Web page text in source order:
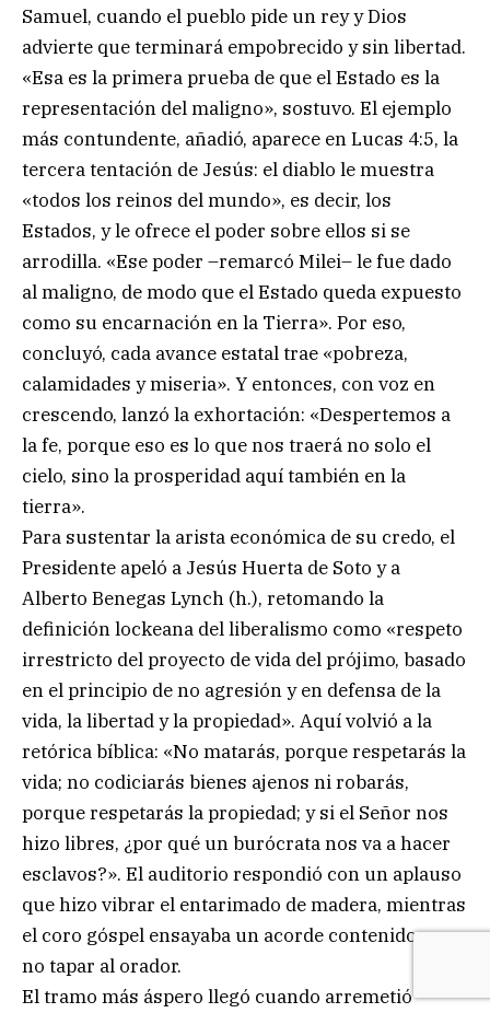
Samuel, cuando el pueblo pide un rey y Dios
advierte que terminará empobrecido y sin libertad.
«Esa es la primera prueba de que el Estado es la
representación del maligno», sostuvo. El ejemplo
más contundente, añadió, aparece en Lucas 4:5, la
tercera tentación de Jesús: el diablo le muestra
«todos los reinos del mundo», es decir, los
Estados, y le ofrece el poder sobre ellos si se
arrodilla. «Ese poder –remarcó Milei– le fue dado
al maligno, de modo que el Estado queda expuesto
como su encarnación en la Tierra». Por eso,
concluyó, cada avance estatal trae «pobreza,
calamidades y miseria». Y entonces, con voz en
crescendo, lanzó la exhortación: «Despertemos a
la fe, porque eso es lo que nos traerá no solo el
cielo, sino la prosperidad aquí también en la
tierra».
Para sustentar la arista económica de su credo, el
Presidente apeló a Jesús Huerta de Soto y a
Alberto Benegas Lynch (h.), retomando la
definición lockeana del liberalismo como «respeto
irrestricto del proyecto de vida del prójimo, basado
en el principio de no agresión y en defensa de la
vida, la libertad y la propiedad». Aquí volvió a la
retórica bíblica: «No matarás, porque respetarás la
vida; no codiciarás bienes ajenos ni robarás,
porque respetarás la propiedad; y si el Señor nos
hizo libres, ¿por qué un burócrata nos va a hacer
esclavos?». El auditorio respondió con un aplauso
que hizo vibrar el entarimado de madera, mientras
el coro góspel ensayaba un acorde contenido para
no tapar al orador.
El tramo más áspero llegó cuando arremetió